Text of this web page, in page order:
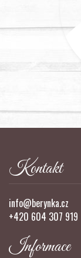
Kontakt
info@berynka.cz
+420 604 307 919
Informace